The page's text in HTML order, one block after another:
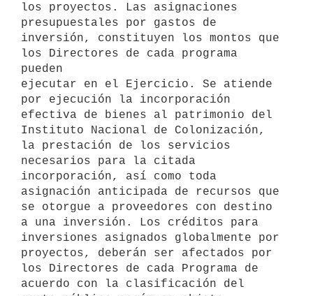
los proyectos. Las asignaciones
presupuestales por gastos de
inversión, constituyen los montos que
los Directores de cada programa
pueden
ejecutar en el Ejercicio. Se atiende
por ejecución la incorporación
efectiva de bienes al patrimonio del
Instituto Nacional de Colonización,
la prestación de los servicios
necesarios para la citada
incorporación, así como toda
asignación anticipada de recursos que
se otorgue a proveedores con destino
a una inversión. Los créditos para
inversiones asignados globalmente por
proyectos, deberán ser afectados por
los Directores de cada Programa de
acuerdo con la clasificación del